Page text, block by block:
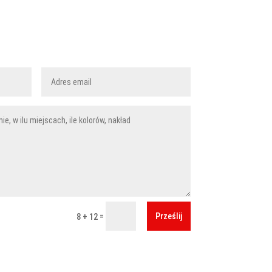
8 + 12= Prześlij